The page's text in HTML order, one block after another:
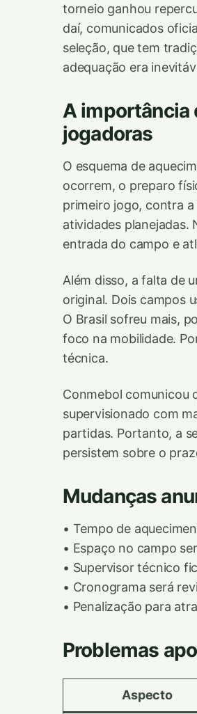
torneio ganhou
daí, comunicados
seleção, que tem
adequação era
A importância
jogadoras
O esquema de
ocorrem, o preparo
primeiro jogo, contra a
atividades planejadas.
entrada do campo e
Além disso, a falta de
original. Dois campos
O Brasil sofreu mais,
foco na mobilidade.
técnica.
Conmebol comunicou
supervisionado com
partidas. Portanto, a
persistem sobre o
Mudanças
• Tempo de
• Espaço no campo
• Supervisor técnico
• Cronograma será
• Penalização para
Problemas
Aspecto